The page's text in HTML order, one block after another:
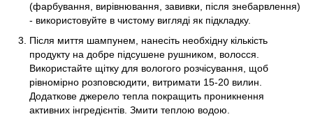
(фарбування, вирівнювання, завивки, після знебарвлення)
- використовуйте в чистому вигляді як підкладку.
Після миття шампунем, нанесіть необхідну кількість
продукту на добре підсушене рушником, волосся.
Використайте щітку для вологого розчісування, щоб
рівномірно розповсюдити, витримати 15-20 вилин.
Додаткове джерело тепла покращить проникнення
активних інгредієнтів. Змити теплою водою.